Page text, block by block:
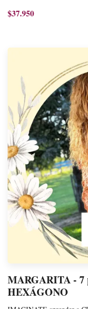
$37.950
MARGARITA - 7
HEXÁGONO